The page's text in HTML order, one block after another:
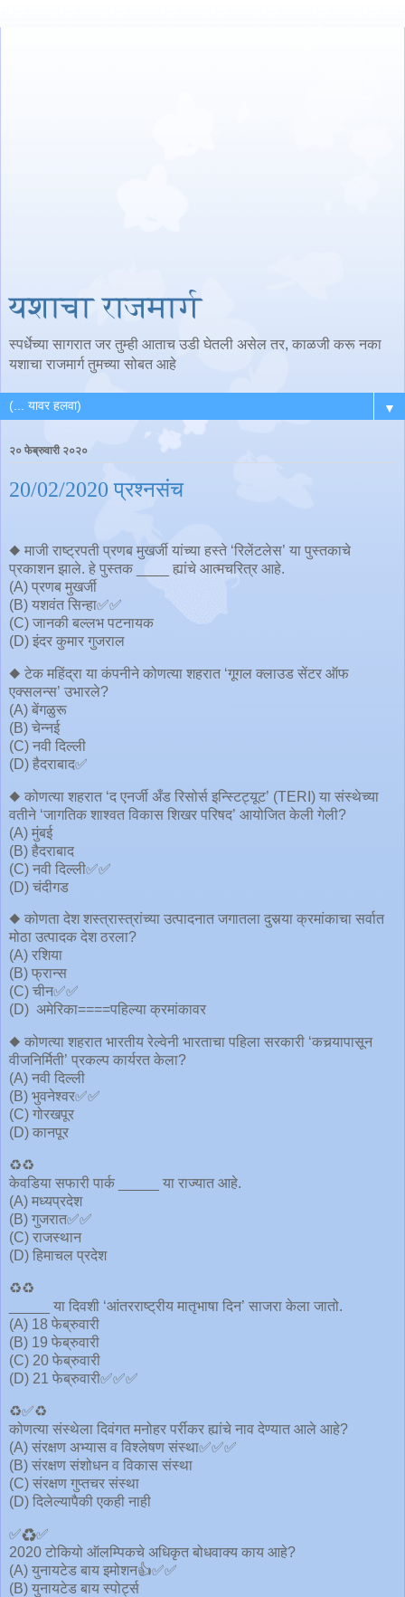
यशाचा राजमार्ग
स्पर्धेच्या सागरात जर तुम्ही आताच उडी घेतली असेल तर, काळजी करू नका
यशाचा राजमार्ग तुमच्या सोबत आहे
▼
२० फेब्रुवारी २०२०
20/02/2020 प्रश्नसंच
◆ माजी राष्ट्रपती प्रणब मुखर्जी यांच्या हस्ते ‘रिलेंटलेस’ या पुस्तकाचे
प्रकाशन झाले. हे पुस्तक ____ ह्यांचे आत्मचरित्र आहे.
(A) प्रणब मुखर्जी
(B) यशवंत सिन्हा✅✅
(C) जानकी बल्लभ पटनायक
(D) इंदर कुमार गुजराल
◆ टेक महिंद्रा या कंपनीने कोणत्या शहरात ‘गूगल क्लाउड सेंटर ऑफ
एक्सलन्स’ उभारले?
(A) बेंगळुरू
(B) चेन्नई
(C) नवी दिल्ली
(D) हैदराबाद✅
◆ कोणत्या शहरात ‘द एनर्जी अँड रिसोर्स इन्स्टिट्यूट’ (TERI) या संस्थेच्या
वतीने ‘जागतिक शाश्वत विकास शिखर परिषद’ आयोजित केली गेली?
(A) मुंबई
(B) हैदराबाद
(C) नवी दिल्ली✅✅
(D) चंदीगड
◆ कोणता देश शस्त्रास्त्रांच्या उत्पादनात जगातला दुसर्‍या क्रमांकाचा सर्वात
मोठा उत्पादक देश ठरला?
(A) रशिया
(B) फ्रान्स
(C) चीन✅✅
(D) अमेरिका====पहिल्या क्रमांकावर
◆ कोणत्या शहरात भारतीय रेल्वेनी भारताचा पहिला सरकारी ‘कचर्‍यापासून
वीजनिर्मिती’ प्रकल्प कार्यरत केला?
(A) नवी दिल्ली
(B) भुवनेश्वर✅✅
(C) गोरखपूर
(D) कानपूर
♻️♻️
केवडिया सफारी पार्क _____ या राज्यात आहे.
(A) मध्यप्रदेश
(B) गुजरात✅✅
(C) राजस्थान
(D) हिमाचल प्रदेश
♻️♻️
_____ या दिवशी ‘आंतरराष्ट्रीय मातृभाषा दिन’ साजरा केला जातो.
(A) 18 फेब्रुवारी
(B) 19 फेब्रुवारी
(C) 20 फेब्रुवारी
(D) 21 फेब्रुवारी✅✅✅
♻️✅♻️
कोणत्या संस्थेला दिवंगत मनोहर पर्रीकर ह्यांचे नाव देण्यात आले आहे?
(A) संरक्षण अभ्यास व विश्लेषण संस्था✅✅✅
(B) संरक्षण संशोधन व विकास संस्था
(C) संरक्षण गुप्तचर संस्था
(D) दिलेल्यापैकी एकही नाही
✅♻️✅
2020 टोकियो ऑलम्पिकचे अधिकृत बोधवाक्य काय आहे?
(A) युनायटेड बाय इमोशन👍✅✅
(B) युनायटेड बाय स्पोर्ट्स